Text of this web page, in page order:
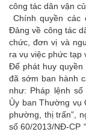
công tác dân vận
Chính quyền các
Đảng về công tác
chức, đơn vị và
ra vụ việc phức tạp
Để phát huy quyền
đã sớm ban hành
như: Pháp lệnh số
Ủy ban Thường vụ
phường, thị trấn”,
số 60/2013/NĐ-CP